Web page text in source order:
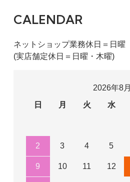
CALENDAR
ネットショップ業務休日＝日曜
(実店舗定休日＝日曜・木曜)
2026年8月
日
月 火 水
2 3 4 5
9 10 11 12